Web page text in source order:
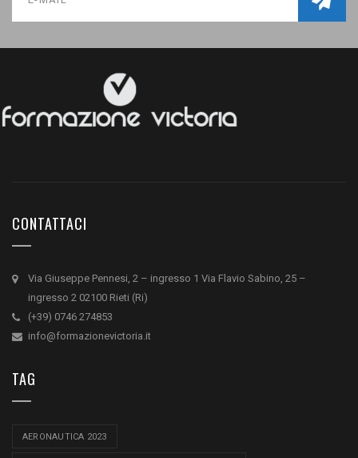
CONTATTACI
Via Giuseppe Pennesi, 2 – ingresso 1 Via Flavio Sabino, 25 –
ingresso 2 02100 Rieti (Ri)
(+39) 0746 274853
info@formazionevictoria.it
TAG
AERONAUTICA 2023